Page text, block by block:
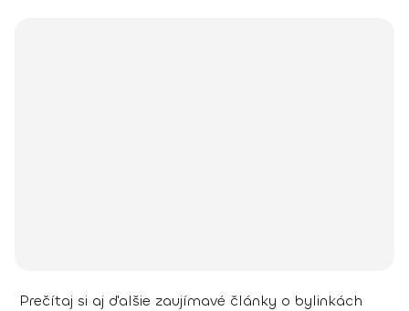
Prečítaj si aj ďalšie zaujímavé články o bylinkách